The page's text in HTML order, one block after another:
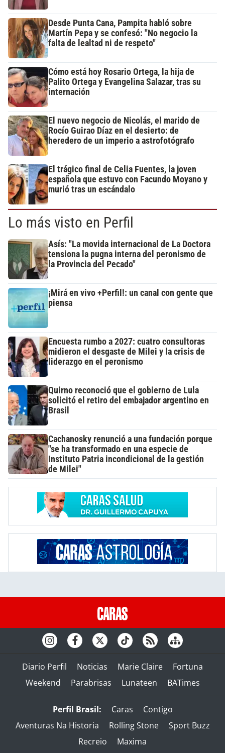
Desde Punta Cana, Pampita habló sobre
Martín Pepa y se confesó: "No negocio la
falta de lealtad ni de respeto"
Cómo está hoy Rosario Ortega, la hija de
Palito Ortega y Evangelina Salazar, tras su
internación
El nuevo negocio de Nicolás, el marido de
Rocío Guirao Díaz en el desierto: de
heredero de un imperio a astrofotógrafo
El trágico final de Celia Fuentes, la joven
española que estuvo con Facundo Moyano y
murió tras un escándalo
Lo más visto en Perfil
Asís: "La movida internacional de La Doctora
tensiona la pugna interna del peronismo de
la Provincia del Pecado"
¡Mirá en vivo +Perfil!: un canal con gente que
piensa
Encuesta rumbo a 2027: cuatro consultoras
midieron el desgaste de Milei y la crisis de
liderazgo en el peronismo
Quirno reconoció que el gobierno de Lula
solicitó el retiro del embajador argentino en
Brasil
Cachanosky renunció a una fundación porque
"se ha transformado en una especie de
Instituto Patria incondicional de la gestión
de Milei"
Diario Perfil Noticias Marie Claire
Fortuna
Weekend
Parabrisas Lunateen BATimes
Perfil Brasil: Caras
Contigo
Aventuras Na Historia
Rolling Stone
Sport Buzz
Recreio
Maxima